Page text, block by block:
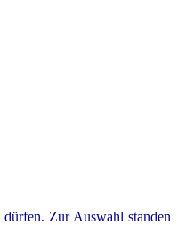
Zur Auswahl standen